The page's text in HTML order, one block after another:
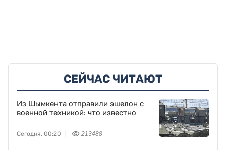
СЕЙЧАС ЧИТАЮТ
Из Шымкента отправили эшелон с
военной техникой: что известно
Сегодня, 00:20 213488